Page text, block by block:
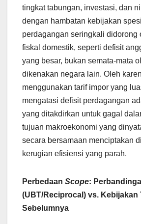
tingkat tabungan, investasi, dan
dengan hambatan kebijakan
perdagangan seringkali didorong
fiskal domestik, seperti defisit
yang besar, bukan semata-mata
dikenakan negara lain. Oleh
menggunakan tarif impor yang
mengatasi defisit perdagangan
yang ditakdirkan untuk gagal
tujuan makroekonomi yang
secara bersamaan menciptakan
kerugian efisiensi yang parah.
Perbedaan Scope:
(UBT/Reciprocal) vs. Kebijakan
Sebelumnya